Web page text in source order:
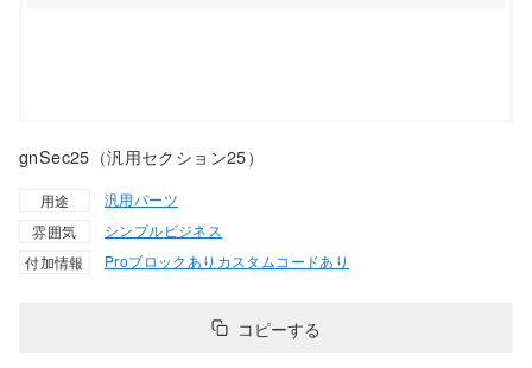
gnSec25（汎用セクション25）
用途
汎用パーツ
雰囲気
シンプルビジネス
付加情報
Proブロックあり カスタムコードあり
コピーする